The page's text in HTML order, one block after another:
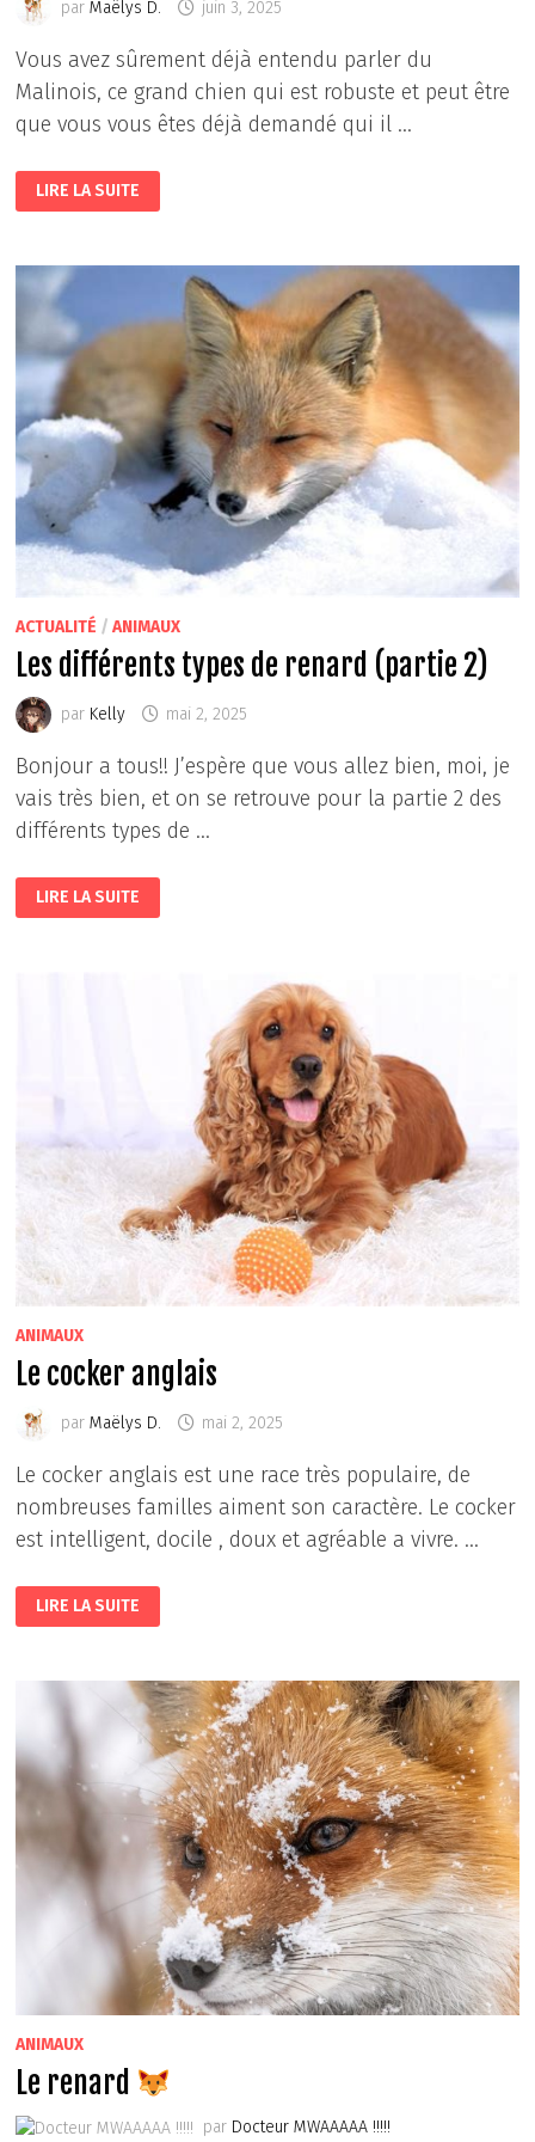
parMaëlys D. juin 3, 2025
Vous avez sûrement déjà entendu parler du
Malinois, ce grand chien qui est robuste et peut être
que vous vous êtes déjà demandé qui il …
LE
MALINOIS
LIRE LA SUITE
ACTUALITÉ /ANIMAUX
Les différents types de renard (partie 2)
par Kelly mai 2, 2025
Bonjour a tous!! J’espère que vous allez bien, moi, je
vais très bien, et on se retrouve pour la partie 2 des
différents types de …
LES
DIFFÉRENTS
TYPES
LIRE LA SUITE
ANIMAUX
Le cocker anglais
parMaëlys D. mai 2, 2025
Le cocker anglais est une race très populaire, de
nombreuses familles aiment son caractère. Le cocker
est intelligent, docile , doux et agréable a vivre. …
LE
COCKER
ANGLAIS
LIRE LA SUITE
ANIMAUX
Le renard
par Docteur MWAAAAA !!!!!